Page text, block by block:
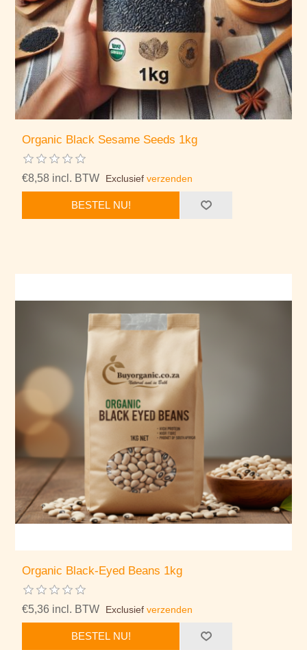
Organic Black Sesame Seeds 1kg
€8,58 incl. BTW Exclusiefverzenden
BESTEL NU!
Organic Black-Eyed Beans 1kg
€5,36 incl. BTW Exclusiefverzenden
BESTEL NU!